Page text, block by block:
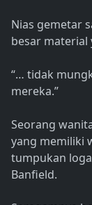
Nias gemetar
besar material
“… tidak
mereka.”
Seorang
yang memiliki
tumpukan
Banfield.